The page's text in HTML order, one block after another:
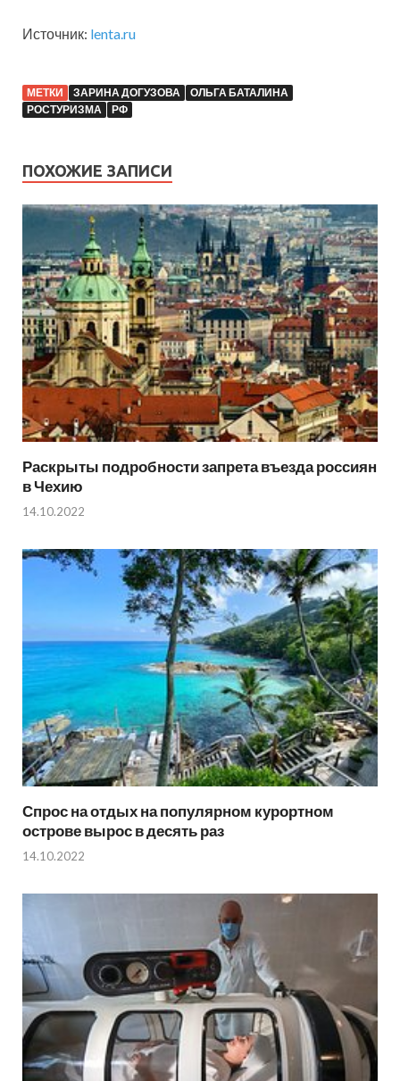
Источник: lenta.ru
МЕТКИ ЗАРИНА ДОГУЗОВА
ОЛЬГА БАТАЛИНА
РОСТУРИЗМА
РФ
ПОХОЖИЕ ЗАПИСИ
Раскрыты подробности запрета въезда россиян
в Чехию
14.10.2022
Спрос на отдых на популярном курортном
острове вырос в десять раз
14.10.2022